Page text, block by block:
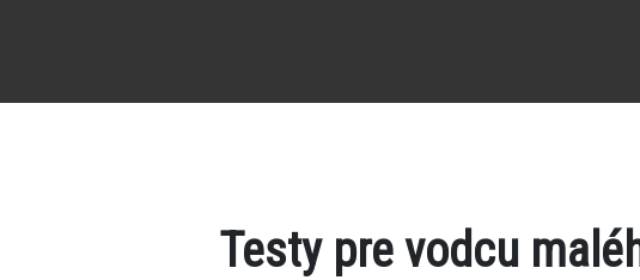
Testy pre vodcu